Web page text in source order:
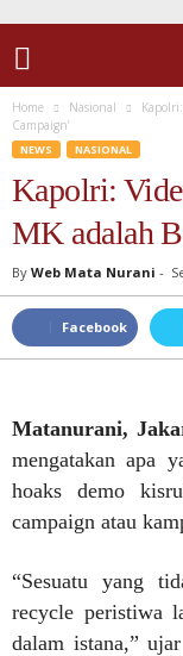
Home Nasional
Campaign’
NEWS NASIONAL
Kapolri:
MK adalah
By Web Mata Nurani -
Facebook
Matanurani,
mengatakan apa
hoaks demo
campaign atau
“Sesuatu yang
recycle peristiwa
dalam istana,”